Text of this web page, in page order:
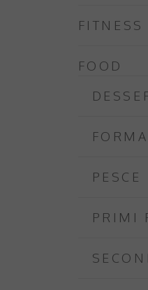
FITNESS
FOOD
PESCE
PRIMI